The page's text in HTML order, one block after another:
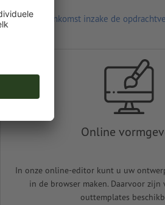
deOvereenkomst inzake de
Online
In onze online-editor kunt u uw
in de browser maken. Daarvoor zijn
outtemplates